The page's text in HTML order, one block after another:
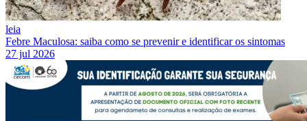
leia
Febre Maculosa: saiba como se prevenir e identificar os sintomas
27 jul 2026